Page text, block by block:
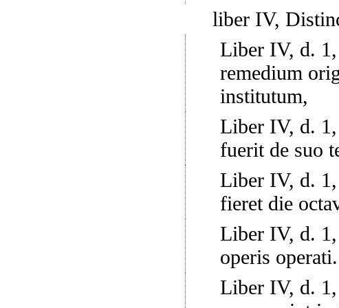
liber IV,
Liber IV, d.
remedium
institutum,
Liber IV, d.
fuerit de suo
Liber IV, d.
fieret die
Liber IV, d.
operis operati.
Liber IV, d.